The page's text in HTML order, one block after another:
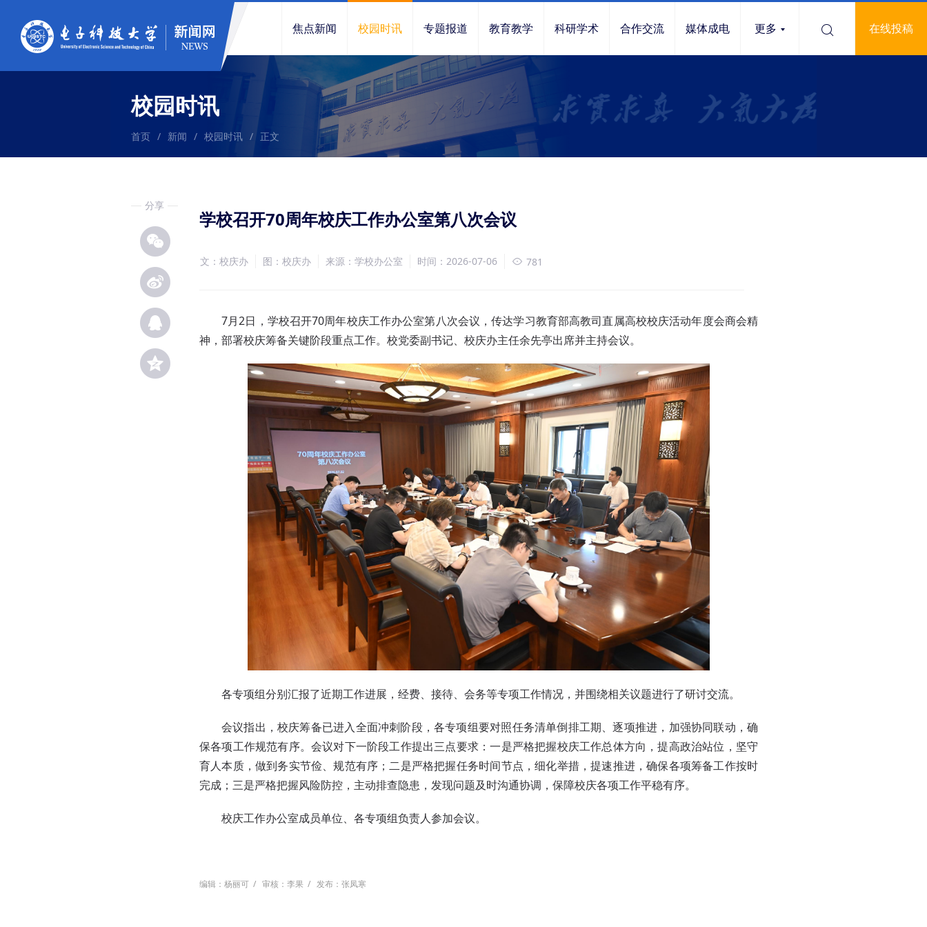
焦点新闻 校园时讯 专题报道 教育教学 科研学术 合作交流 媒体成电 更多 在线投稿
校园时讯
首页 / 新闻 / 校园时讯 / 正文
分享
学校召开70周年校庆工作办公室第八次会议
文：校庆办 图：校庆办 来源：学校办公室 时间：2026-07-06 781
7月2日，学校召开70周年校庆工作办公室第八次会议，传达学习教育部高教司直属高校校庆活动年度会商会精
神，部署校庆筹备关键阶段重点工作。校党委副书记、校庆办主任余先亭出席并主持会议。
各专项组分别汇报了近期工作进展，经费、接待、会务等专项工作情况，并围绕相关议题进行了研讨交流。
会议指出，校庆筹备已进入全面冲刺阶段，各专项组要对照任务清单倒排工期、逐项推进，加强协同联动，确
保各项工作规范有序。会议对下一阶段工作提出三点要求：一是严格把握校庆工作总体方向，提高政治站位，坚守
育人本质，做到务实节俭、规范有序；二是严格把握任务时间节点，细化举措，提速推进，确保各项筹备工作按时
完成；三是严格把握风险防控，主动排查隐患，发现问题及时沟通协调，保障校庆各项工作平稳有序。
校庆工作办公室成员单位、各专项组负责人参加会议。
编辑：杨丽可 / 审核：李果 / 发布：张凤寒